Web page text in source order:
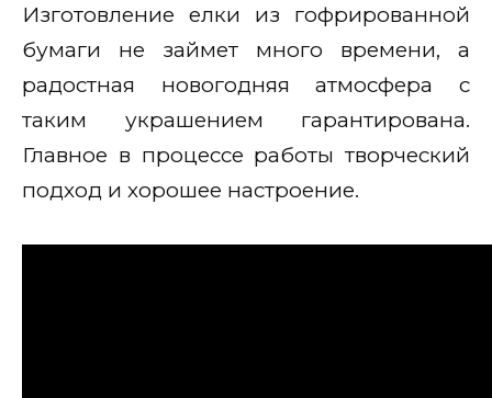
Изготовление елки из гофрированной
бумаги не займет много времени, а
радостная новогодняя атмосфера с
таким украшением гарантирована.
Главное в процессе работы творческий
подход и хорошее настроение.